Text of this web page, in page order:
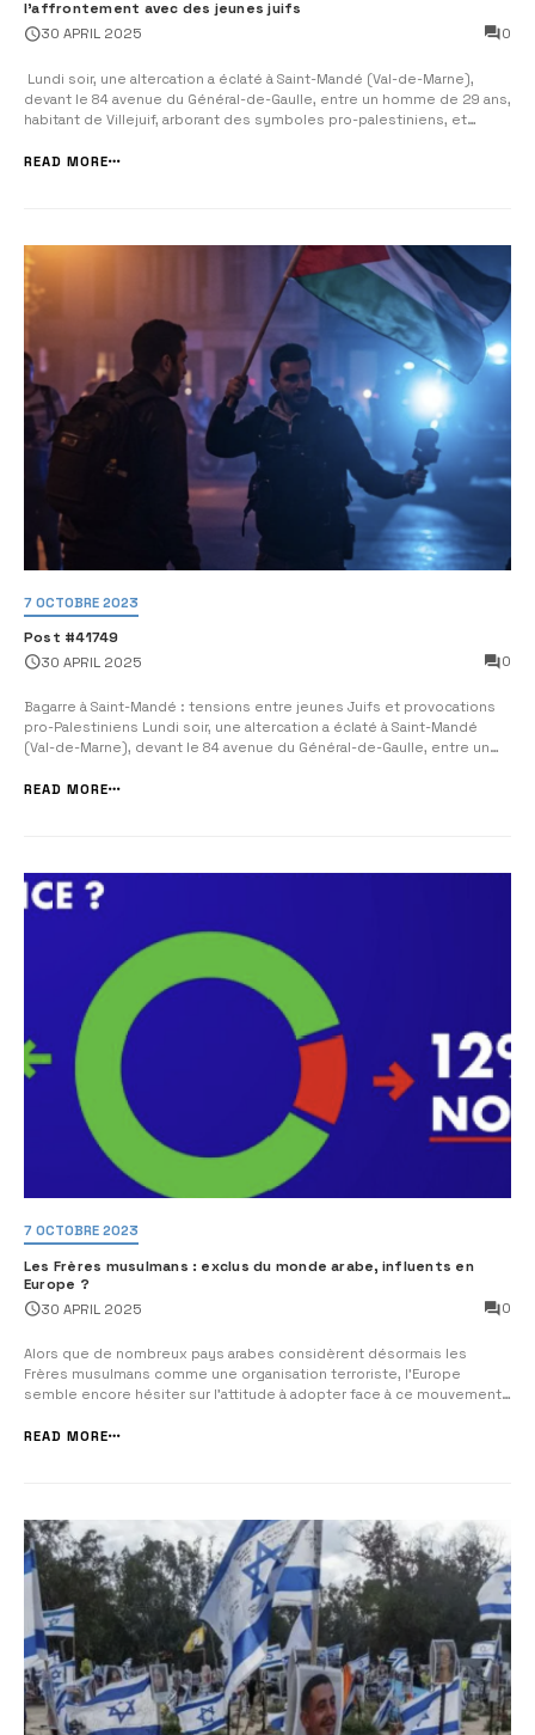
l’affrontement avec des jeunes juifs
30 APRIL 2025 0
Lundi soir, une altercation a éclaté à Saint-Mandé (Val-de-Marne),
devant le 84 avenue du Général-de-Gaulle, entre un homme de 29 ans,
habitant de Villejuif, arborant des symboles pro-palestiniens, et
l’enquête, l’homme, muni d’un drapeau palestinien, d’un bonnet aux
READ MORE
7 OCTOBRE 2023
Post #41749
30 APRIL 2025 0
Bagarre à Saint-Mandé : tensions entre jeunes Juifs et provocations
pro-Palestiniens Lundi soir, une altercation a éclaté à Saint-Mandé
(Val-de-Marne), devant le 84 avenue du Général-de-Gaulle, entre un
palestiniens, et quatre mineurs de confession juive. Selon les
READ MORE
7 OCTOBRE 2023
Les Frères musulmans : exclus du monde arabe, influents en
Europe ?
30 APRIL 2025 0
Alors que de nombreux pays arabes considèrent désormais les
Frères musulmans comme une organisation terroriste, l’Europe
semble encore hésiter sur l’attitude à adopter face à ce mouvement.
confrérie sur sa liste des groupes terroristes, rejoignant ainsi une
READ MORE